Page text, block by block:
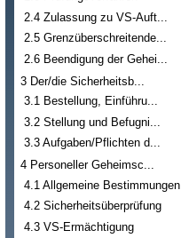
2.4 Zulassung zu VS-Auft...
2.5 Grenzüberschreitende...
2.6 Beendigung der Gehei...
3 Der/die Sicherheitsb...
3.1 Bestellung, Einführu...
3.2 Stellung und Befugni...
3.3 Aufgaben/Pflichten d...
4 Personeller Geheimsc...
4.1 Allgemeine Bestimmungen
4.2 Sicherheitsüberprüfung
4.3 VS-Ermächtigung